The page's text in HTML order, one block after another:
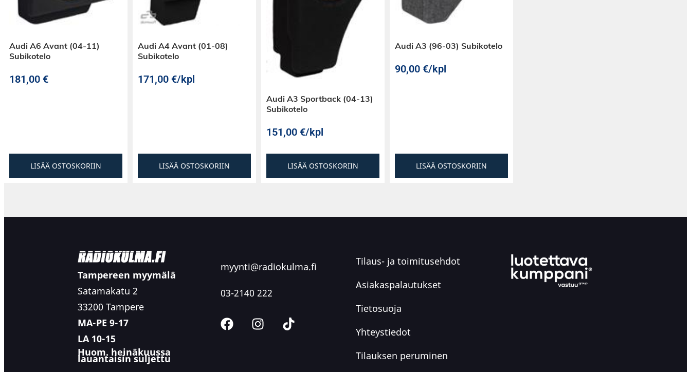
Audi A6 Avant (04-11)
Subikotelo
181,00 €
LISÄÄ OSTOSKORIIN
Audi A4 Avant (01-08)
Subikotelo
171,00 €/kpl
LISÄÄ OSTOSKORIIN
Audi A3 Sportback (04-13)
Subikotelo
151,00 €/kpl
LISÄÄ OSTOSKORIIN
Audi A3 (96-03) Subikotelo
90,00 €/kpl
LISÄÄ OSTOSKORIIN
Tampereen myymälä
Satamakatu 2
33200 Tampere
MA-PE 9-17
LA 10-15
Huom. heinäkuussa
lauantaisin suljettu
myynti@radiokulma.fi
03-2140 222
Tilaus- ja toimitusehdot
Asiakaspalautukset
Tietosuoja
Yhteystiedot
Tilauksen peruminen